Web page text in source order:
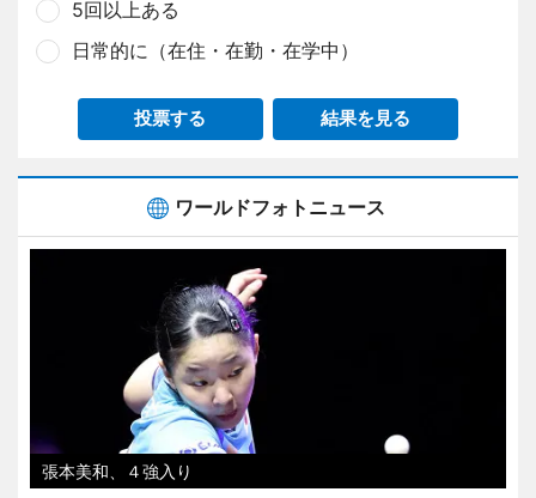
5回以上ある
日常的に（在住・在勤・在学中）
投票する 結果を見る
ワールドフォトニュース
張本美和、４強入り